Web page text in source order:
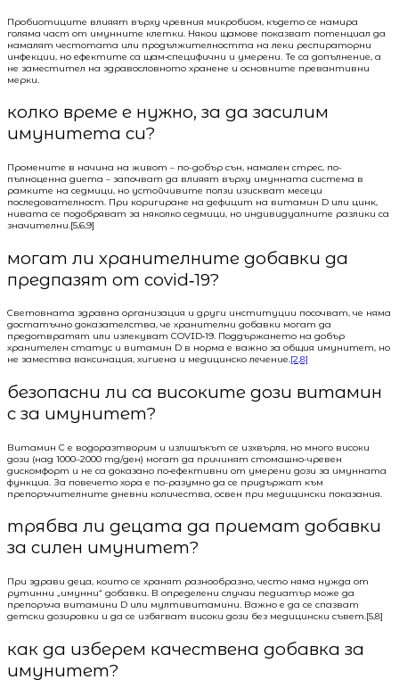
Пробиотиците влияят върху чревния микробиом, където се намира
голяма част от имунните клетки. Някои щамове показват потенциал да
намалят честотата или продължителността на леки респираторни
инфекции, но ефектите са щам‑специфични и умерени. Те са допълнение, а
не заместител на здравословното хранене и основните превантивни
мерки.
колко време е нужно, за да засилим
имунитета си?
Промените в начина на живот – по-добър сън, намален стрес, по-
пълноценна диета – започват да влияят върху имунната система в
рамките на седмици, но устойчивите ползи изискват месеци
последователност. При коригиране на дефицит на витамин D или цинк,
нивата се подобряват за няколко седмици, но индивидуалните разлики са
значителни.[5,6,9]
могат ли хранителните добавки да
предпазят от covid‑19?
Световната здравна организация и други институции посочват, че няма
достатъчно доказателства, че хранителни добавки могат да
предотвратят или излекуват COVID‑19. Поддържането на добър
хранителен статус и витамин D в норма е важно за общия имунитет, но
не замества ваксинация, хигиена и медицинско лечение.[2,8]
безопасни ли са високите дози витамин
c за имунитет?
Витамин C е водоразтворим и излишъкът се изхвърля, но много високи
дози (над 1000–2000 mg/ден) могат да причинят стомашно-чревен
дискомфорт и не са доказано по‑ефективни от умерени дози за имунната
функция. За повечето хора е по-разумно да се придържат към
препоръчителните дневни количества, освен при медицински показания.
трябва ли децата да приемат добавки
за силен имунитет?
При здрави деца, които се хранят разнообразно, често няма нужда от
рутинни „имунни“ добавки. В определени случаи педиатър може да
препоръча витамини D или мултивитамини. Важно е да се спазват
детски дозировки и да се избягват високи дози без медицински съвет.[5,8]
как да изберем качествена добавка за
имунитет?